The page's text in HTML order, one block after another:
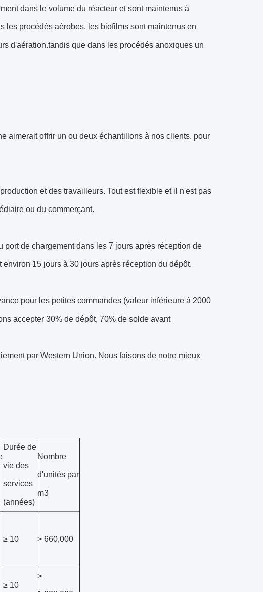
dans le volume du réacteur et sont maintenus à
les procédés aérobes, les biofilms sont maintenus en
d'aération.tandis que dans les procédés anoxiques un
aimerait offrir un ou deux échantillons à nos clients, pour
et des travailleurs. Tout est flexible et il n'est pas
ou du commerçant.
de chargement dans les 7 jours après réception de
15 jours à 30 jours après réception du dépôt.
pour les petites commandes (valeur inférieure à 2000
accepter 30% de dépôt, 70% de solde avant
par Western Union. Nous faisons de notre mieux
Durée de
vie des
services
(années)
Nombre
d'unités par
m3
≥ 10 > 660,000
≥ 10
>